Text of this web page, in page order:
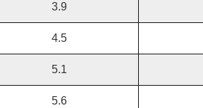
3.9
4.5
5.1
5.6